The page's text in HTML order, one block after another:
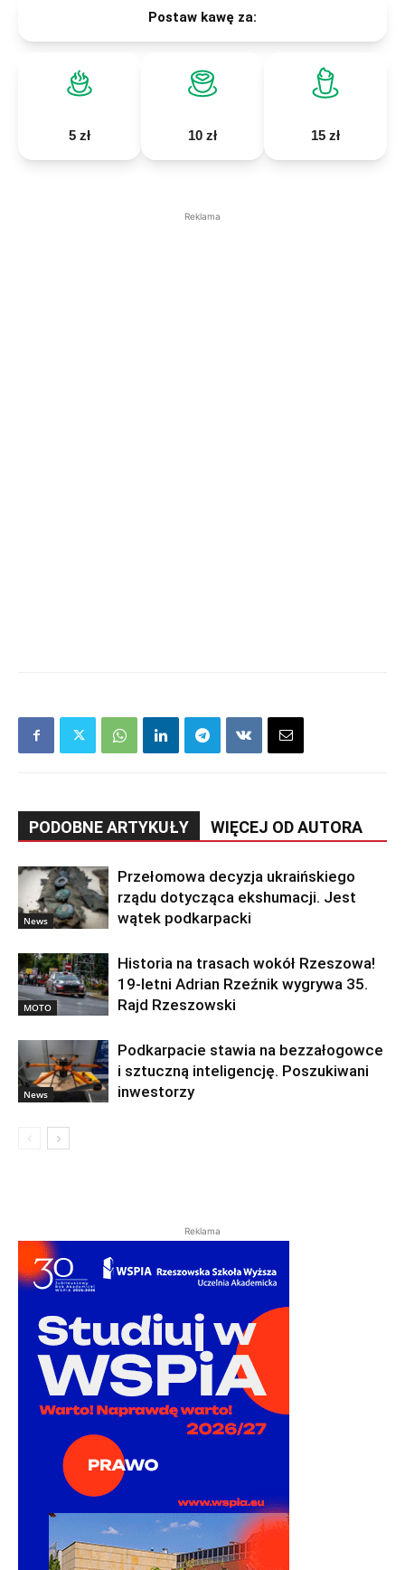
Postaw kawę za:
5 zł 10 zł 15 zł
Reklama
PODOBNE ARTYKUŁY WIĘCEJ OD AUTORA
News
Przełomowa decyzja ukraińskiego
rządu dotycząca ekshumacji. Jest
wątek podkarpacki
MOTO
Historia na trasach wokół Rzeszowa!
19-letni Adrian Rzeźnik wygrywa 35.
Rajd Rzeszowski
News
Podkarpacie stawia na bezzałogowce
i sztuczną inteligencję. Poszukiwani
inwestorzy
Reklama